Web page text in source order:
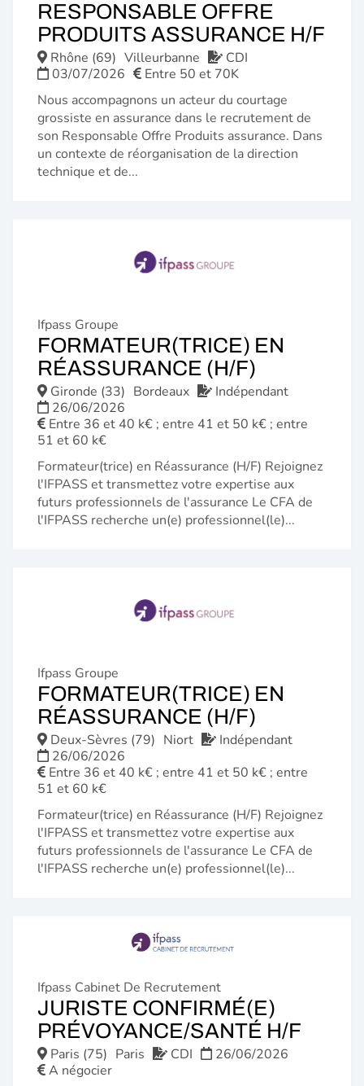
RESPONSABLE OFFRE
PRODUITS ASSURANCE H/F
Rhône (69) Villeurbanne
CDI
03/07/2026
Entre 50 et 70K
Nous accompagnons un acteur du courtage
grossiste en assurance dans le recrutement de
son Responsable Offre Produits assurance. Dans
un contexte de réorganisation de la direction
technique et de...
Ifpass Groupe
FORMATEUR(TRICE) EN
RÉASSURANCE (H/F)
FENÊTRE)
Gironde (33) Bordeaux
Indépendant
26/06/2026
Entre 36 et 40 k€ ; entre 41 et 50 k€ ; entre
51 et 60 k€
Formateur(trice) en Réassurance (H/F) Rejoignez
l'IFPASS et transmettez votre expertise aux
futurs professionnels de l'assurance Le CFA de
l'IFPASS recherche un(e) professionnel(le)...
Ifpass Groupe
FORMATEUR(TRICE) EN
RÉASSURANCE (H/F)
FENÊTRE)
Deux-Sèvres (79) Niort
Indépendant
26/06/2026
Entre 36 et 40 k€ ; entre 41 et 50 k€ ; entre
51 et 60 k€
Formateur(trice) en Réassurance (H/F) Rejoignez
l'IFPASS et transmettez votre expertise aux
futurs professionnels de l'assurance Le CFA de
l'IFPASS recherche un(e) professionnel(le)...
Ifpass Cabinet De Recrutement
JURISTE CONFIRMÉ(E)
PRÉVOYANCE/SANTÉ H/F
Paris (75) Paris CDI
26/06/2026
A négocier